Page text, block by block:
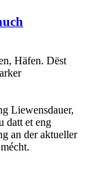
Häfen. Dëst
Liewensdauer,
datt et eng
an der aktueller